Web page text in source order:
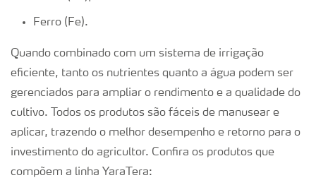
Ferro (Fe).
Quando combinado com um sistema de irrigação
eficiente, tanto os nutrientes quanto a água podem ser
gerenciados para ampliar o rendimento e a qualidade do
cultivo. Todos os produtos são fáceis de manusear e
aplicar, trazendo o melhor desempenho e retorno para o
investimento do agricultor. Confira os produtos que
compõem a linha YaraTera: